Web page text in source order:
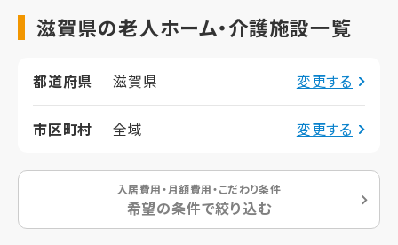
滋賀県の老人ホーム・介護施設一覧
都道府県 滋賀県 変更する
市区町村 全域 変更する
入居費用・月額費用・こだわり条件
希望の条件で絞り込む